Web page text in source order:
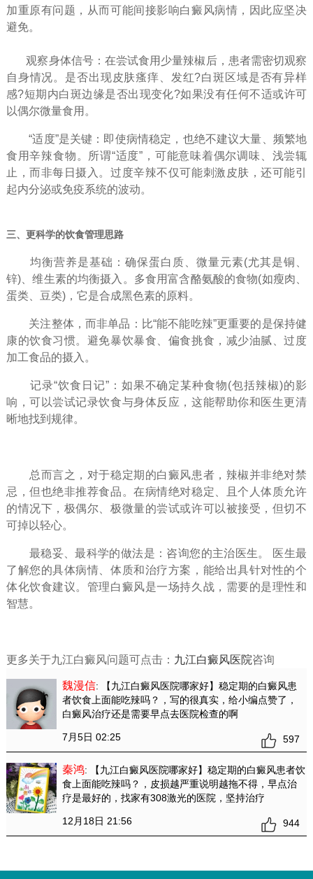
加重原有问题，从而可能间接影响白癜风病情，因此应坚决
避免。
观察身体信号：在尝试食用少量辣椒后，患者需密切观察
自身情况。是否出现皮肤瘙痒、发红?白斑区域是否有异样
感?短期内白斑边缘是否出现变化?如果没有任何不适或许可
以偶尔微量食用。
“适度”是关键：即使病情稳定，也绝不建议大量、频繁地
食用辛辣食物。所谓“适度”，可能意味着偶尔调味、浅尝辄
止，而非每日摄入。过度辛辣不仅可能刺激皮肤，还可能引
起内分泌或免疫系统的波动。
三、更科学的饮食管理思路
均衡营养是基础：确保蛋白质、微量元素(尤其是铜、
锌)、维生素的均衡摄入。多食用富含酪氨酸的食物(如瘦肉、
蛋类、豆类)，它是合成黑色素的原料。
关注整体，而非单品：比“能不能吃辣”更重要的是保持健
康的饮食习惯。避免暴饮暴食、偏食挑食，减少油腻、过度
加工食品的摄入。
记录“饮食日记”：如果不确定某种食物(包括辣椒)的影
响，可以尝试记录饮食与身体反应，这能帮助你和医生更清
晰地找到规律。
总而言之，对于稳定期的白癜风患者，辣椒并非绝对禁
忌，但也绝非推荐食品。在病情绝对稳定、且个人体质允许
的情况下，极偶尔、极微量的尝试或许可以被接受，但切不
可掉以轻心。
最稳妥、最科学的做法是：咨询您的主治医生。​ 医生最
了解您的具体病情、体质和治疗方案，能给出具针对性的个
体化饮食建议。管理白癜风是一场持久战，需要的是理性和
智慧。
更多关于九江白癜风问题可点击： 九江白癜风医院咨询
魏漫信: 【九江白癜风医院哪家好】稳定期的白癜风患
者饮食上面能吃辣吗？ ，写的很真实，给小编点赞了，
白癜风治疗还是需要早点去医院检查的啊
7月5日 02:25 597
秦鸿: 【九江白癜风医院哪家好】稳定期的白癜风患者饮
食上面能吃辣吗？ ，皮损越严重说明越拖不得，早点治
疗是最好的，找家有308激光的医院，坚持治疗
12月18日 21:56 944